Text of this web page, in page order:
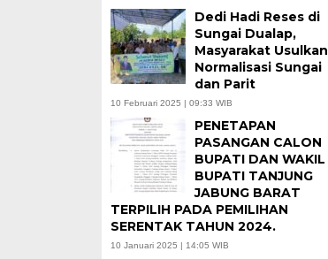
Dedi Hadi Reses di
Sungai Dualap,
Masyarakat Usulkan
Normalisasi Sungai
dan Parit
10 Februari 2025 | 09:33 WIB
PENETAPAN
PASANGAN CALON
BUPATI DAN WAKIL
BUPATI TANJUNG
JABUNG BARAT
TERPILIH PADA PEMILIHAN
SERENTAK TAHUN 2024.
10 Januari 2025 | 14:05 WIB